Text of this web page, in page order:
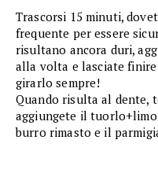
Trascorsi 15 minuti,
frequente per essere
risultano ancora duri,
alla volta e lasciate
girarlo sempre!
Quando risulta al dente,
aggiungete il
burro rimasto e il